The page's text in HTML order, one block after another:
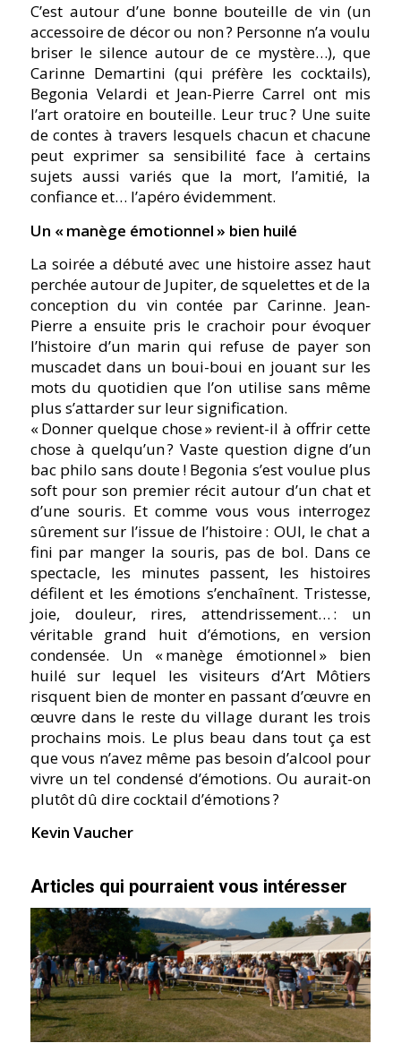
C’est autour d’une bonne bouteille de vin (un
accessoire de décor ou non ? Personne n’a voulu
briser le silence autour de ce mystère…), que
Carinne Demartini (qui préfère les cocktails),
Begonia Velardi et Jean-Pierre Carrel ont mis
l’art oratoire en bouteille. Leur truc ? Une suite
de contes à travers lesquels chacun et chacune
peut exprimer sa sensibilité face à certains
sujets aussi variés que la mort, l’amitié, la
confiance et… l’apéro évidemment.
Un « manège émotionnel » bien huilé
La soirée a débuté avec une histoire assez haut
perchée autour de Jupiter, de squelettes et de la
conception du vin contée par Carinne. Jean-
Pierre a ensuite pris le crachoir pour évoquer
l’histoire d’un marin qui refuse de payer son
muscadet dans un boui-boui en jouant sur les
mots du quotidien que l’on utilise sans même
plus s’attarder sur leur signification.
« Donner quelque chose » revient-il à offrir cette
chose à quelqu’un ? Vaste question digne d’un
bac philo sans doute ! Begonia s’est voulue plus
soft pour son premier récit autour d’un chat et
d’une souris. Et comme vous vous interrogez
sûrement sur l’issue de l’histoire : OUI, le chat a
fini par manger la souris, pas de bol. Dans ce
spectacle, les minutes passent, les histoires
défilent et les émotions s’enchaînent. Tristesse,
joie, douleur, rires, attendrissement… : un
véritable grand huit d’émotions, en version
condensée. Un « manège émotionnel » bien
huilé sur lequel les visiteurs d’Art Môtiers
risquent bien de monter en passant d’œuvre en
œuvre dans le reste du village durant les trois
prochains mois. Le plus beau dans tout ça est
que vous n’avez même pas besoin d’alcool pour
vivre un tel condensé d’émotions. Ou aurait-on
plutôt dû dire cocktail d’émotions ?
Kevin Vaucher
Articles qui pourraient vous intéresser